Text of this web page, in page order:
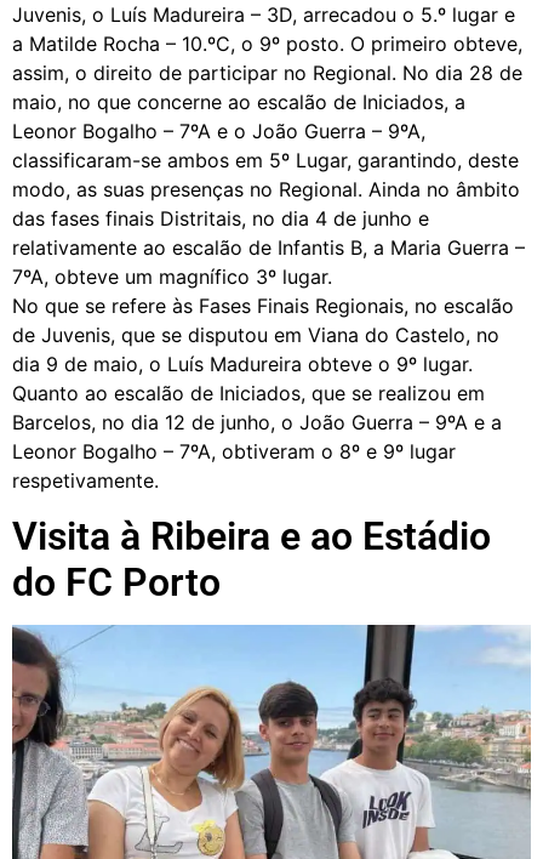
Juvenis, o Luís Madureira – 3D, arrecadou o 5.º lugar e
a Matilde Rocha – 10.ºC, o 9º posto. O primeiro obteve,
assim, o direito de participar no Regional. No dia 28 de
maio, no que concerne ao escalão de Iniciados, a
Leonor Bogalho – 7ºA e o João Guerra – 9ºA,
classificaram-se ambos em 5º Lugar, garantindo, deste
modo, as suas presenças no Regional. Ainda no âmbito
das fases finais Distritais, no dia 4 de junho e
relativamente ao escalão de Infantis B, a Maria Guerra –
7ºA, obteve um magnífico 3º lugar.
No que se refere às Fases Finais Regionais, no escalão
de Juvenis, que se disputou em Viana do Castelo, no
dia 9 de maio, o Luís Madureira obteve o 9º lugar.
Quanto ao escalão de Iniciados, que se realizou em
Barcelos, no dia 12 de junho, o João Guerra – 9ºA e a
Leonor Bogalho – 7ºA, obtiveram o 8º e 9º lugar
respetivamente.
Visita à Ribeira e ao Estádio
do FC Porto